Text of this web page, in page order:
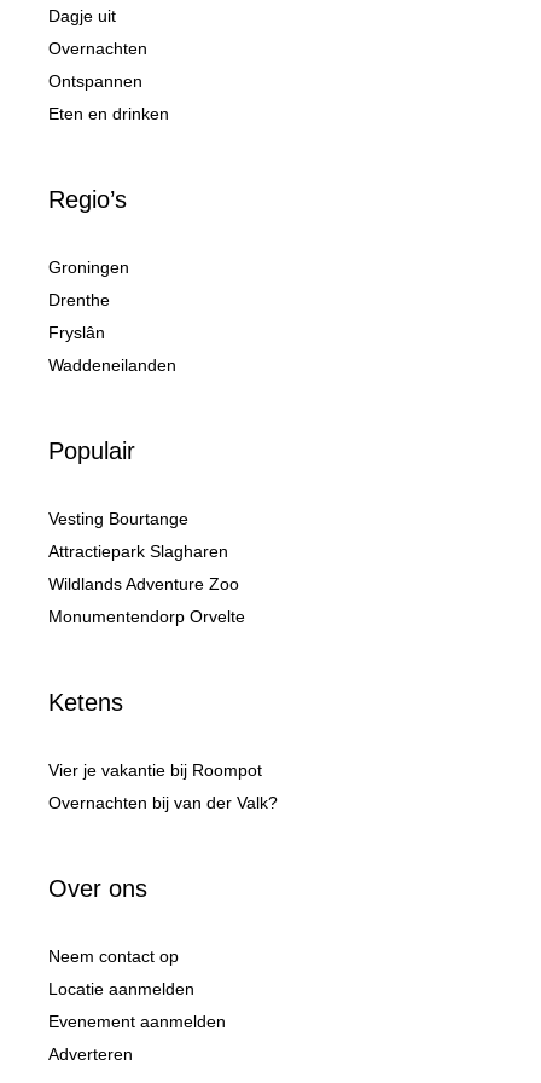
Dagje uit
Overnachten
Ontspannen
Eten en drinken
Regio’s
Groningen
Drenthe
Fryslân
Waddeneilanden
Populair
Vesting Bourtange
Attractiepark Slagharen
Wildlands Adventure Zoo
Monumentendorp Orvelte
Ketens
Vier je vakantie bij Roompot
Overnachten bij van der Valk?
Over ons
Neem contact op
Locatie aanmelden
Evenement aanmelden
Adverteren